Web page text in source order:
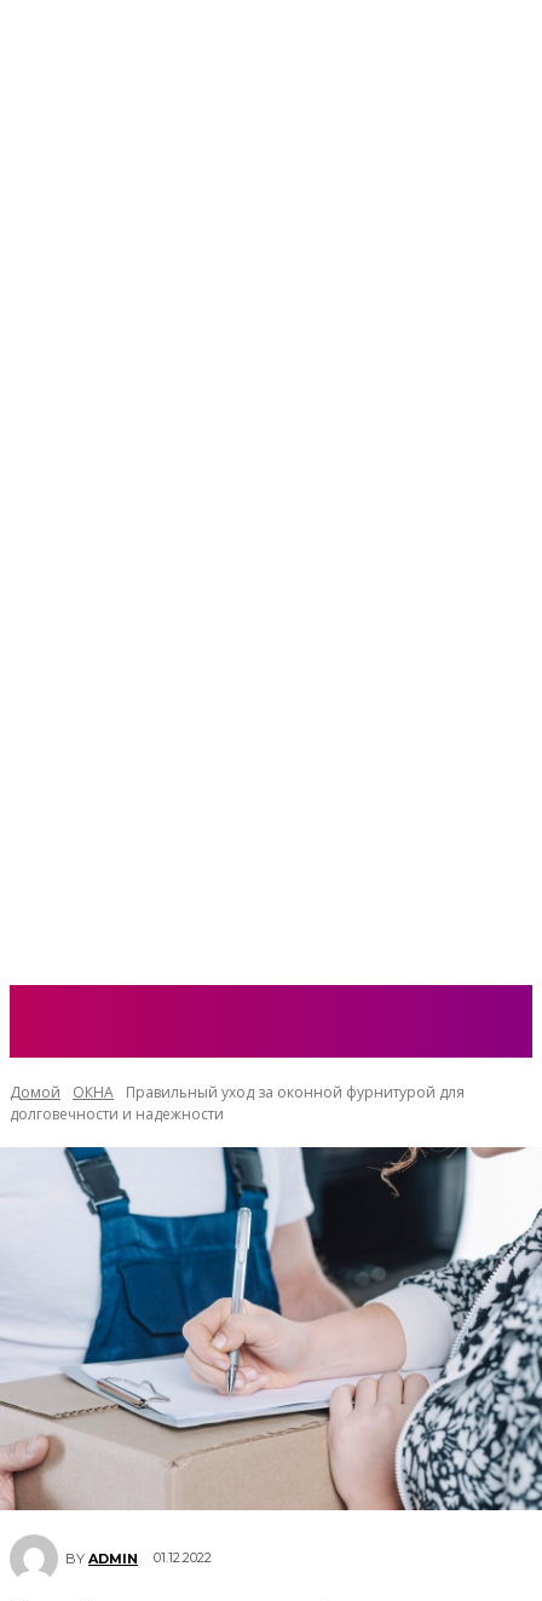
Домой ОКНА
Правильный уход за оконной фурнитурой для
долговечности и надежности
BY ADMIN 01.12.2022